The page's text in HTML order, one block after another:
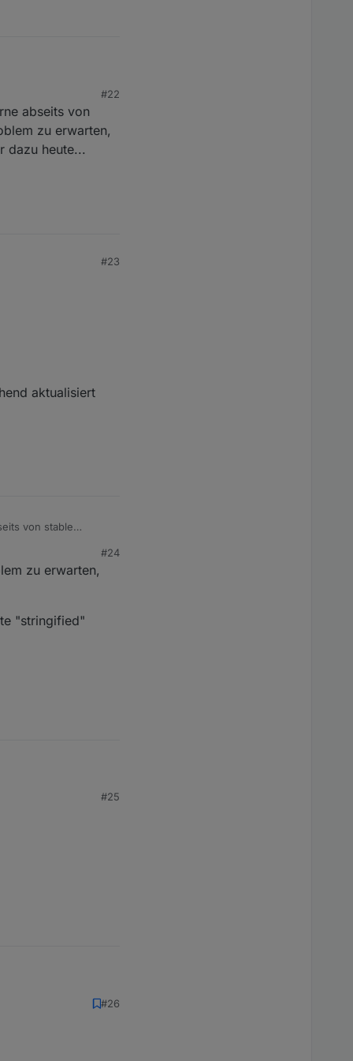
Das Ändern des
keine
#22
abseits von
zu erwarten,
dazu heute...
#23
aktualisiert
von stable
#24
zu erwarten,
"stringified"
#25
#26